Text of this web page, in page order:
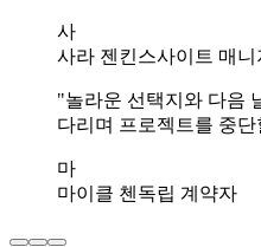
사
사라 젠킨스사이트 매니
"놀라운 선택지와 다음
다리며 프로젝트를 중
마
마이클 첸 독립 계약자